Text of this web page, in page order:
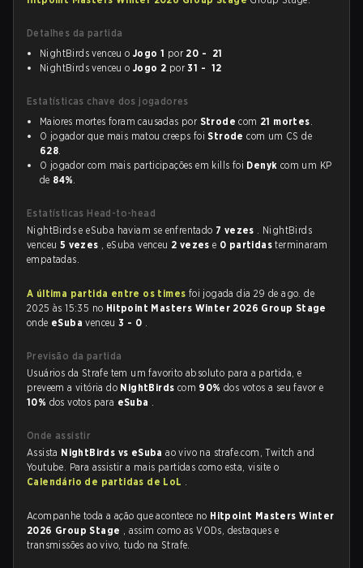
Detalhes da partida
NightBirds venceu o Jogo 1 por 20 - 21
NightBirds venceu o Jogo 2 por31 - 12
Estatísticas chave dos jogadores
Maiores mortes foram causadas por Strode com 21 mortes.
O jogador que mais matou creeps foiStrode com um CS de
628.
O jogador com mais participações em kills foi Denyk com um KP
de 84%.
Estatísticas Head-to-head
NightBirds e eSuba haviam se enfrentado 7 vezes . NightBirds
venceu 5 vezes , eSuba venceu 2 vezese 0 partidasterminaram
empatadas.
A última partida entre os times foi jogada dia 29 de ago. de
2025 às 15:35 no Hitpoint Masters Winter 2026 Group Stage
onde eSubavenceu3 - 0 .
Previsão da partida
Usuários da Strafe tem um favorito absoluto para a partida, e
preveem a vitória do NightBirds com 90%dos votos a seu favor e
10% dos votos para eSuba .
Onde assistir
Assista NightBirds vs eSubaao vivo na strafe.com, Twitch and
Youtube. Para assistir a mais partidas como esta, visite o
Calendário de partidas de LoL .
Acompanhe toda a ação que acontece no Hitpoint Masters Winter
2026 Group Stage , assim como as VODs, destaques e
transmissões ao vivo, tudo na Strafe.